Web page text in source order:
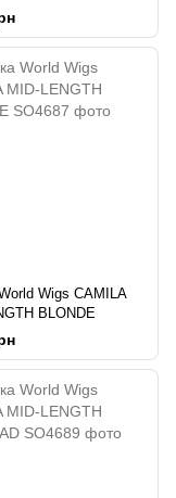
Wigs CAMILA
BLONDE